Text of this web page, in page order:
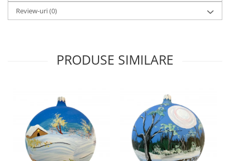
Review-uri(0)
PRODUSE SIMILARE